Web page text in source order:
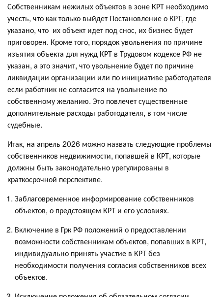
Собственникам нежилых объектов в зоне КРТ необходимо
учесть, что как только выйдет Постановление о КРТ, где
указано, что их объект идет под снос, их бизнес будет
приговорен. Кроме того, порядок увольнения по причине
изъятия объекта для нужд КРТ в Трудовом кодексе РФ не
указан, а это значит, что увольнение будет по причине
ликвидации организации или по инициативе работодателя
если работник не согласится на увольнение по
собственному желанию. Это повлечет существенные
дополнительные расходы работодателя, в том числе
судебные.
Итак, на апрель 2026 можно назвать следующие проблемы
собственников недвижимости, попавшей в КРТ, которые
должны быть законодательно урегулированы в
краткосрочной перспективе.
Заблаговременное информирование собственников
объектов, о предстоящем КРТ и его условиях.
Включение в Грк РФ положений о предоставлении
возможности собственникам объектов, попавших в КРТ,
индивидуально принять участие в КРТ без
необходимости получения согласия собственников всех
объектов.